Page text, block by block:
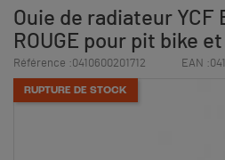
Ouie de radiateur YCF
ROUGE pour pit bike
Référence :0410600201712 EAN :
RUPTURE DE STOCK